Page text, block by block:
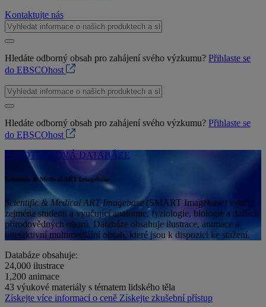
Kontaktujte nás
Hledáte odborný obsah pro zahájení svého výzkumu? Přihlaste se
do EBSCOhost
Hledáte odborný obsah pro zahájení svého výzkumu? Přihlaste se
do EBSCOhost
PLNOTEXTOVÁ DATABÁZE
Scientific & Medical ART Imagebase
Scientific & Medical ART Imagebase (SMART Imagebase) využijí
zejména studenti a vyučující anatomie, fyziologie, biologie a dalších
přírodovědných oborů. Databáze obsahuje ilustrace, animace a
interaktivní multimediální obsah, které jsou k dispozici ke stažení.
Databáze obsahuje:
24,000 ilustrace
1,200 animace
43 výukové materiály s tématem lidského těla
Získejte více informací o ceně Získejte zkušební přístup